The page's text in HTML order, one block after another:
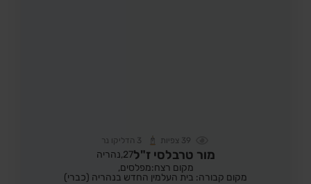
39 צפיות 3 הדליקו נר
מור טרבלסי ז"ל27, נהריה
מקום רצח:מפלסים,
מקום קבורה: בית העלמין החדש בנהריה (כברי)